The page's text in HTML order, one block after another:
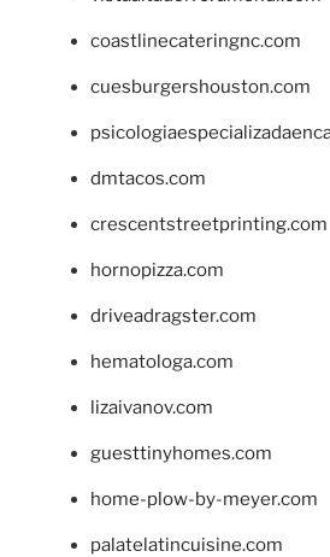
coastlinecateringnc.com
cuesburgershouston.com
dmtacos.com
crescentstreetprinting.com
hornopizza.com
driveadragster.com
hematologa.com
lizaivanov.com
guesttinyhomes.com
home-plow-by-meyer.com
palatelatincuisine.com